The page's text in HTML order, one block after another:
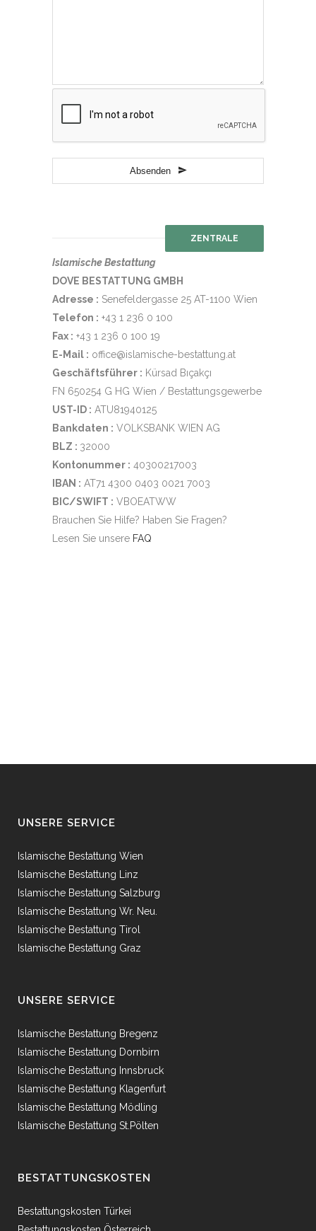
Absenden
ZENTRALE
Islamische Bestattung
DOVE BESTATTUNG GMBH
Adresse : Senefeldergasse 25 AT-1100 Wien
Telefon : +43 1 236 0 100
Fax : +43 1 236 0 100 19
E-Mail : office@islamische-bestattung.at
Geschäftsführer : Kürsad Bıçakçı
FN 650254 G HG Wien / Bestattungsgewerbe
UST-ID : ATU81940125
Bankdaten : VOLKSBANK WIEN AG
BLZ : 32000
Kontonummer : 40300217003
IBAN : AT71 4300 0403 0021 7003
BIC/SWIFT : VBOEATWW
Brauchen Sie Hilfe? Haben Sie Fragen?
Lesen Sie unsere FAQ
UNSERE SERVICE
Islamische Bestattung Wien
Islamische Bestattung Linz
Islamische Bestattung Salzburg
Islamische Bestattung Wr. Neu.
Islamische Bestattung Tirol
Islamische Bestattung Graz
UNSERE SERVICE
Islamische Bestattung Bregenz
Islamische Bestattung Dornbirn
Islamische Bestattung Innsbruck
Islamische Bestattung Klagenfurt
Islamische Bestattung Mödling
Islamische Bestattung St.Pölten
BESTATTUNGSKOSTEN
Bestattungskosten Türkei